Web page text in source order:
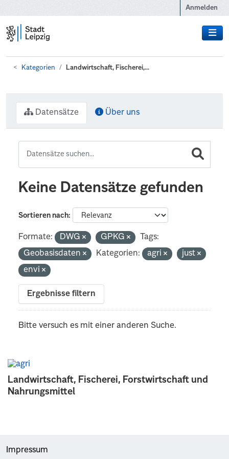
Anmelden
Kategorien Landwirtschaft, Fischerei,...
Landwirtschaft, Fischerei, Forstwirtschaft und
Nahrungsmittel
Datensätze Über uns
Keine Datensätze gefunden
Sortieren nach
Formate: DWG GPKG
Tags:
Geobasisdaten
Kategorien: agri
just
envi
Ergebnisse filtern
Bitte versuch es mit einer anderen Suche.
Impressum